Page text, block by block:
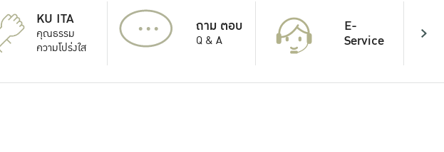
KU ITA
คุณธรรม
ความโปร่งใส
... ถาม ตอบ
Q & A
E-
Service